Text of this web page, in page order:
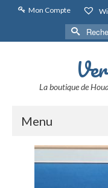
Mon Compte
La boutique de
Menu